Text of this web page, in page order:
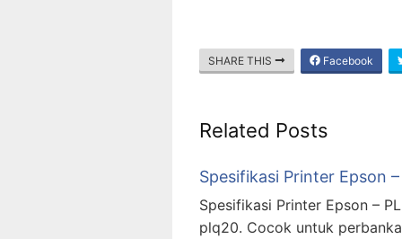
SHARE THIS Facebook
Related Posts
Spesifikasi Printer Epson
Spesifikasi Printer Epson –
plq20. Cocok untuk